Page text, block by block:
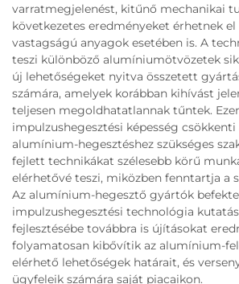
varratmegjelenést, kitűnő mechanikai
következetes eredményeket érhetnek
vastagságú anyagok esetében is. A
teszi különböző alumíniumötvözetek
új lehetőségeket nyitva összetett
számára, amelyek korábban kihívást
teljesen megoldhatatlannak tűntek.
impulzushegesztési képesség
alumínium-hegesztéshez szükséges
fejlett technikákat szélesebb körű
elérhetővé teszi, miközben fenntartja a
Az alumínium-hegesztő gyártók
impulzushegesztési technológia
fejlesztésébe továbbra is újításokat
folyamatosan kibővítik az alumínium-
elérhető lehetőségek határait, és
ügyfeleik számára saját piacaikon.